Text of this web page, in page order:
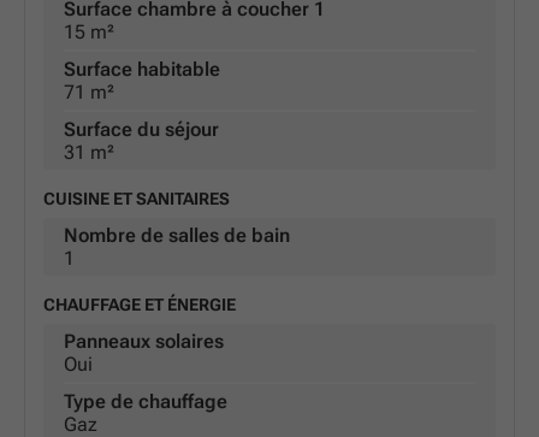
Surface chambre à coucher 1
15 m²
Surface habitable
71 m²
Surface du séjour
31 m²
CUISINE ET SANITAIRES
Nombre de salles de bain
1
CHAUFFAGE ET ÉNERGIE
Panneaux solaires
Oui
Type de chauffage
Gaz